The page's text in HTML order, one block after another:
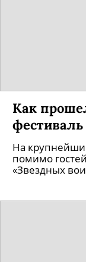
Как
фестиваль
На
помимо
«Звездных